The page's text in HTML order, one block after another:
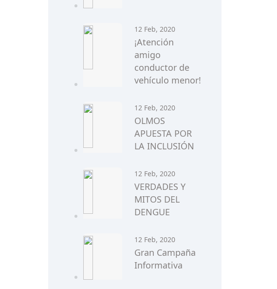
12 Feb, 2020
¡Atención
amigo
conductor de
vehículo menor!
12 Feb, 2020
OLMOS
APUESTA POR
LA INCLUSIÓN
12 Feb, 2020
VERDADES Y
MITOS DEL
DENGUE
12 Feb, 2020
Gran Campaña
Informativa